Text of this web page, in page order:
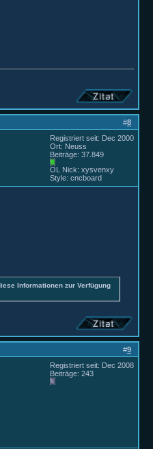
#8
Registriert seit: Dec 2000
Ort: Neuss
Beiträge: 37.849
OL Nick: xysvenxy
Style: cncboard
Informationen zur Verfügung
#9
Registriert seit: Dec 2008
Beiträge: 243